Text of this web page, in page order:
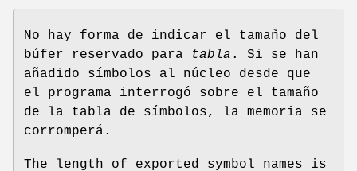
No hay forma de indicar el tamaño del
búfer reservado para
tabla . Si se han
añadido símbolos al núcleo desde que
el programa interrogó sobre el tamaño
de la tabla de símbolos, la memoria se
corromperá.
The length of exported symbol names is